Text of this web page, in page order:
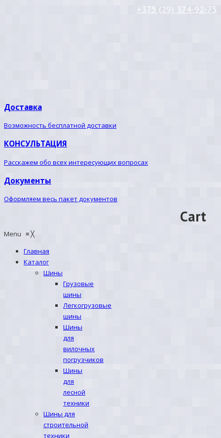
+375 (29) 374-92-75
Доставка
Возможность бесплатной доставки
КОНСУЛЬТАЦИЯ
Расскажем обо всех интересующих вопросах
Документы
Оформляем весь пакет документов
Cart
Menu ≡╳
Главная
Каталог
Шины
Грузовые
шины
Легкогрузовые
шины
Шины
для
вилочных
погрузчиков
Шины
для
лесной
техники
Шины для
строительной
техники